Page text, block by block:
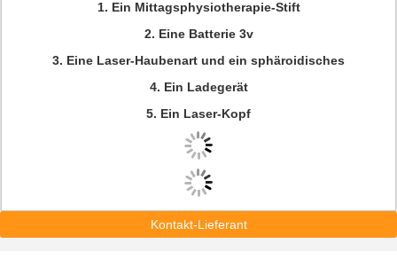
1. Ein Mittagsphysiotherapie-Stift
2. Eine Batterie 3v
3. Eine Laser-Haubenart und ein sphäroidisches
4. Ein Ladegerät
5. Ein Laser-Kopf
Kontakt-Lieferant